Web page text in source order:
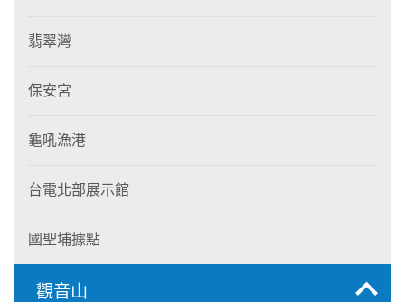
翡翠灣
保安宮
龜吼漁港
台電北部展示館
國聖埔據點
觀音山